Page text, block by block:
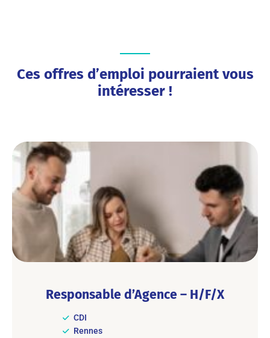
Ces offres d’emploi pourraient vous
intéresser !
Responsable d’Agence – H/F/X
CDI
Rennes